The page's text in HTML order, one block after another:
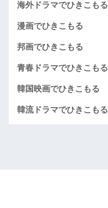
海外ドラマでひきこもる
漫画でひきこもる
邦画でひきこもる
青春ドラマでひきこもる
韓国映画でひきこもる
韓流ドラマでひきこもる